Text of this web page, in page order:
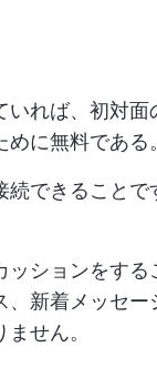
れば、初対面
に無料である。
できること
ションをする
新着メッセー
せん。